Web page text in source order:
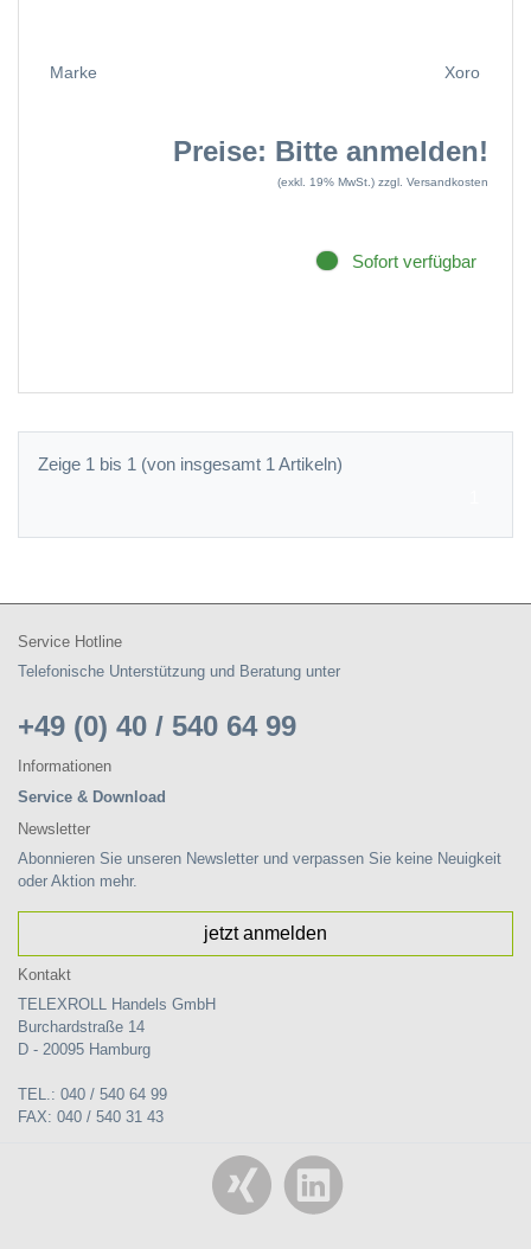
Marke Xoro
Preise: Bitte anmelden!
(exkl. 19% MwSt.) zzgl. Versandkosten
Sofort verfügbar
Zeige 1 bis 1 (von insgesamt 1 Artikeln)
Service Hotline
Telefonische Unterstützung und Beratung unter
+49 (0) 40 / 540 64 99
Informationen
Service & Download
Newsletter
Abonnieren Sie unseren Newsletter und verpassen Sie keine Neuigkeit
oder Aktion mehr.
jetzt anmelden
Kontakt
TELEXROLL Handels GmbH
Burchardstraße 14
D - 20095 Hamburg
TEL.: 040 / 540 64 99
FAX: 040 / 540 31 43